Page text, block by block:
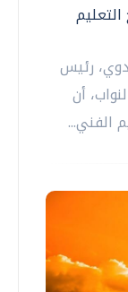
التعليم
رئيس
أن
الفني...